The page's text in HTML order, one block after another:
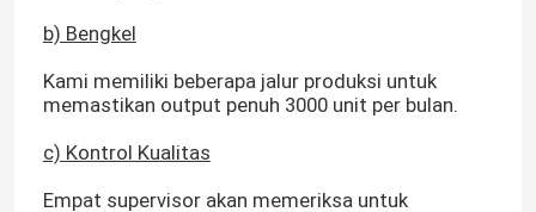
b) Bengkel
Kami memiliki beberapa jalur produksi untuk
memastikan output penuh 3000 unit per bulan.
c) Kontrol Kualitas
Empat supervisor akan memeriksa untuk